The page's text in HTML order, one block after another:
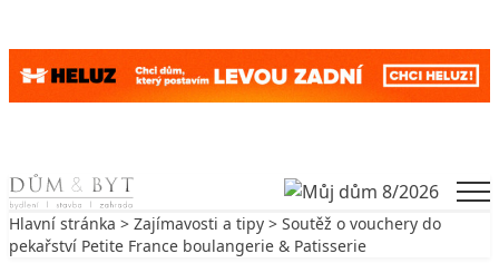
Skip to content
Hlavní stránka > Zajímavosti a tipy > Soutěž o vouchery do
pekařství Petite France boulangerie & Patisserie